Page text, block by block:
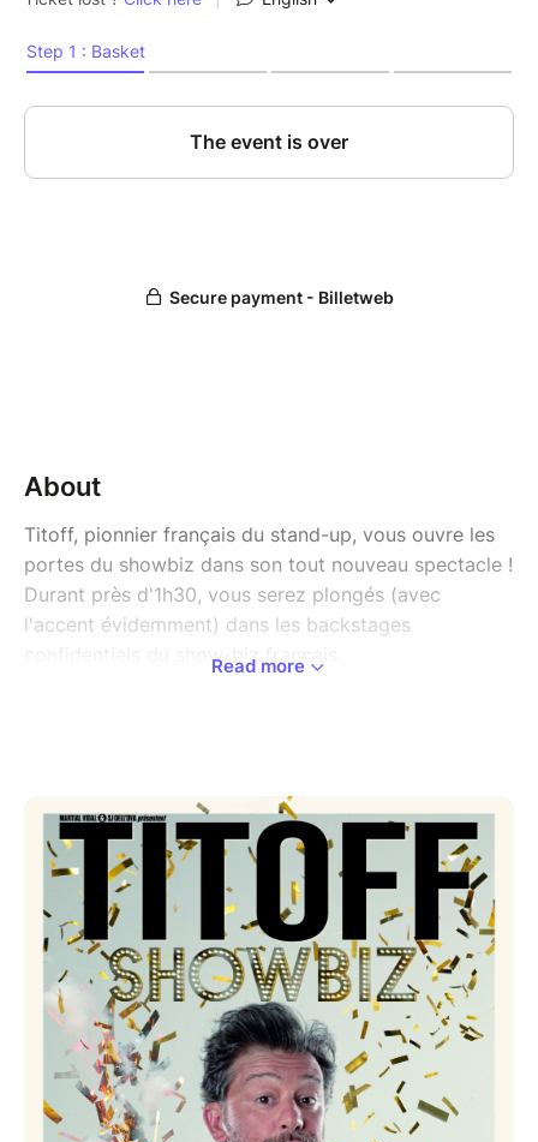
About
Titoff, pionnier français du stand-up, vous ouvre les
portes du showbiz dans son tout nouveau spectacle !
Durant près d'1h30, vous serez plongés (avec
l'accent évidemment) dans les backstages
confidentiels du show-biz français.
L'envers du décor des émissions télé, radio et ciné,
les répétitions chaotiques, les rencontres avec les
stars qu'il admirait enfant, les avantages dingues de
la célébrité et ses inconvénients inattendus... Les
hauts et les bas jalonnant une carrière faite de succès
et d'échecs mais aussi et surtout de rires. Car s'il y a
bien quelque chose qui a la même saveur avec un
ami d'enfance des quartiers de Marseille ou avec une
légende du cinéma américain, c'est un fou-rire. Et
Dieu sait que Titoff en a eu, des fous-rires... et
chaque soir vous en aurez avec lui !
Read more